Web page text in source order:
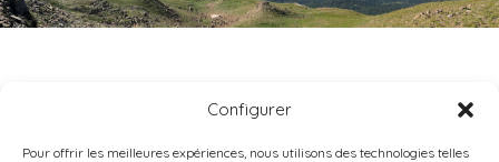
Configurer
Pour offrir les meilleures expériences, nous utilisons des technologies telles
STE COLOMBE